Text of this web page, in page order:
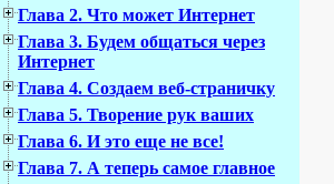
Глава 2. Что может Интернет
Глава 3. Будем общаться через
Интернет
Глава 4. Создаем веб-страничку
Глава 5. Творение рук ваших
Глава 6. И это еще не все!
Глава 7. А теперь самое главное